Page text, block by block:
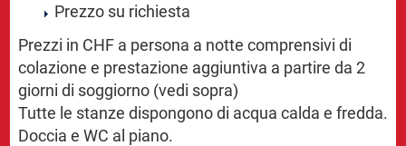
Prezzo su richiesta
Prezzi in CHF a persona a notte comprensivi di
colazione e prestazione aggiuntiva a partire da 2
giorni di soggiorno (vedi sopra)
Tutte le stanze dispongono di acqua calda e fredda.
Doccia e WC al piano.